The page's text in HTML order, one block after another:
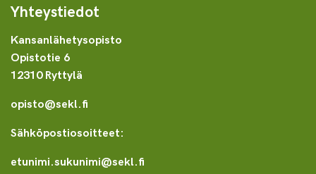
Yhteystiedot
Kansanlähetysopisto
Opistotie 6
12310 Ryttylä
opisto@sekl.fi
Sähköpostiosoitteet:
etunimi.sukunimi@sekl.fi